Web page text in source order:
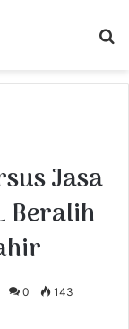
Jasa
Beralih
0 143